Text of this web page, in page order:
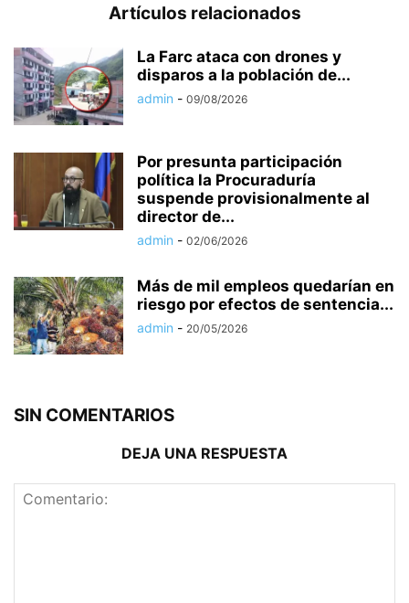
Artículos relacionados
La Farc ataca con drones y
disparos a la población de...
admin - 09/08/2026
Por presunta participación
política la Procuraduría
suspende provisionalmente al
director de...
admin - 02/06/2026
Más de mil empleos quedarían en
riesgo por efectos de sentencia...
admin - 20/05/2026
SIN COMENTARIOS
DEJA UNA RESPUESTA